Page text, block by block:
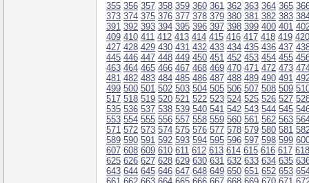
355 356 357 358 359 360 361 362 363 364 365
373 374 375 376 377 378 379 380 381 382 383
391 392 393 394 395 396 397 398 399 400 401
409 410 411 412 413 414 415 416 417 418 419 420
427 428 429 430 431 432 433 434 435 436 437
445 446 447 448 449 450 451 452 453 454 455
463 464 465 466 467 468 469 470 471 472 473
481 482 483 484 485 486 487 488 489 490 491
499 500 501 502 503 504 505 506 507 508 509
517 518 519 520 521 522 523 524 525 526 527
535 536 537 538 539 540 541 542 543 544 545
553 554 555 556 557 558 559 560 561 562 563
571 572 573 574 575 576 577 578 579 580 581
589 590 591 592 593 594 595 596 597 598 599
607 608 609 610 611 612 613 614 615 616 617 618
625 626 627 628 629 630 631 632 633 634 635
643 644 645 646 647 648 649 650 651 652 653